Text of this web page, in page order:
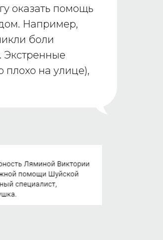
оказать помощь
Например,
боли
Экстренные
плохо на улице),